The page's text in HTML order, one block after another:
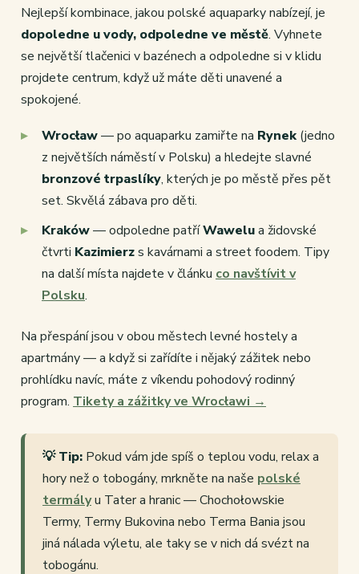
Nejlepší kombinace, jakou polské aquaparky nabízejí, je
dopoledne u vody, odpoledne ve městě. Vyhnete
se největší tlačenici v bazénech a odpoledne si v klidu
projdete centrum, když už máte děti unavené a
spokojené.
Wrocław— po aquaparku zamiřte na Rynek (jedno
z největších náměstí v Polsku) a hledejte slavné
bronzové trpaslíky, kterých je po městě přes pět
set. Skvělá zábava pro děti.
Kraków— odpoledne patříWawelua židovské
čtvrti Kazimierzs kavárnami a street foodem. Tipy
na další místa najdete v článku co navštívit v
Polsku.
Na přespání jsou v obou městech levné hostely a
apartmány — a když si zařídíte i nějaký zážitek nebo
prohlídku navíc, máte z víkendu pohodový rodinný
program. Tikety a zážitky ve Wrocławi →
💡 Tip: Pokud vám jde spíš o teplou vodu, relax a
hory než o tobogány, mrkněte na naše polské
termályu Tater a hranic — Chochołowskie
Termy, Termy Bukovina nebo Terma Bania jsou
jiná nálada výletu, ale taky se v nich dá svézt na
tobogánu.